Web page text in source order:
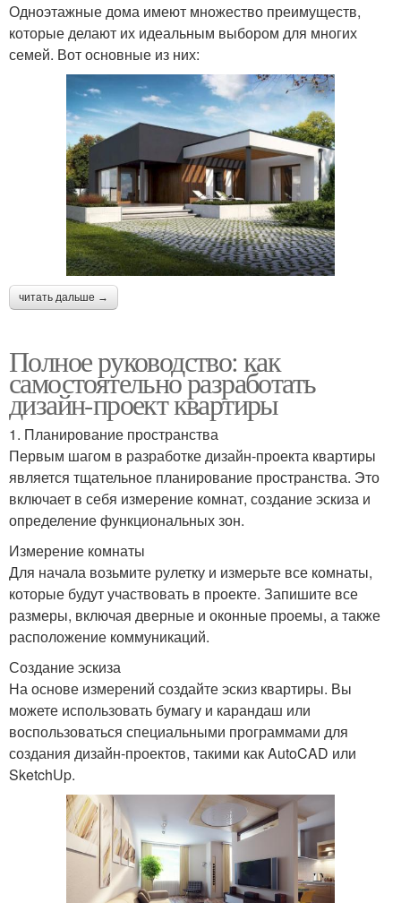
Одноэтажные дома имеют множество преимуществ,
которые делают их идеальным выбором для многих
семей. Вот основные из них:
читать дальше →
Полное руководство: как
самостоятельно разработать
дизайн-проект квартиры
1. Планирование пространства
Первым шагом в разработке дизайн-проекта квартиры
является тщательное планирование пространства. Это
включает в себя измерение комнат, создание эскиза и
определение функциональных зон.
Измерение комнаты
Для начала возьмите рулетку и измерьте все комнаты,
которые будут участвовать в проекте. Запишите все
размеры, включая дверные и оконные проемы, а также
расположение коммуникаций.
Создание эскиза
На основе измерений создайте эскиз квартиры. Вы
можете использовать бумагу и карандаш или
воспользоваться специальными программами для
создания дизайн-проектов, такими как AutoCAD или
SketchUp.